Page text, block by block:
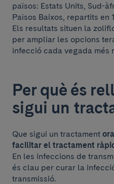
països: Estats Units, Sud-
Països Baixos, repartits en
Els resultats situen la
per ampliar les opcions
infecció cada vegada més
Per què és
sigui un
Que sigui un tractament
facilitar el tractament
En les infeccions de
és clau per curar la
transmissió.